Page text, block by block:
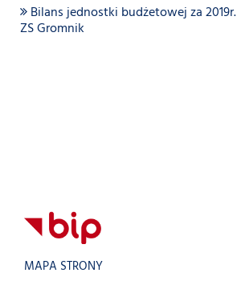
Bilans jednostki budżetowej za 2019r.
ZS Gromnik
MAPA STRONY